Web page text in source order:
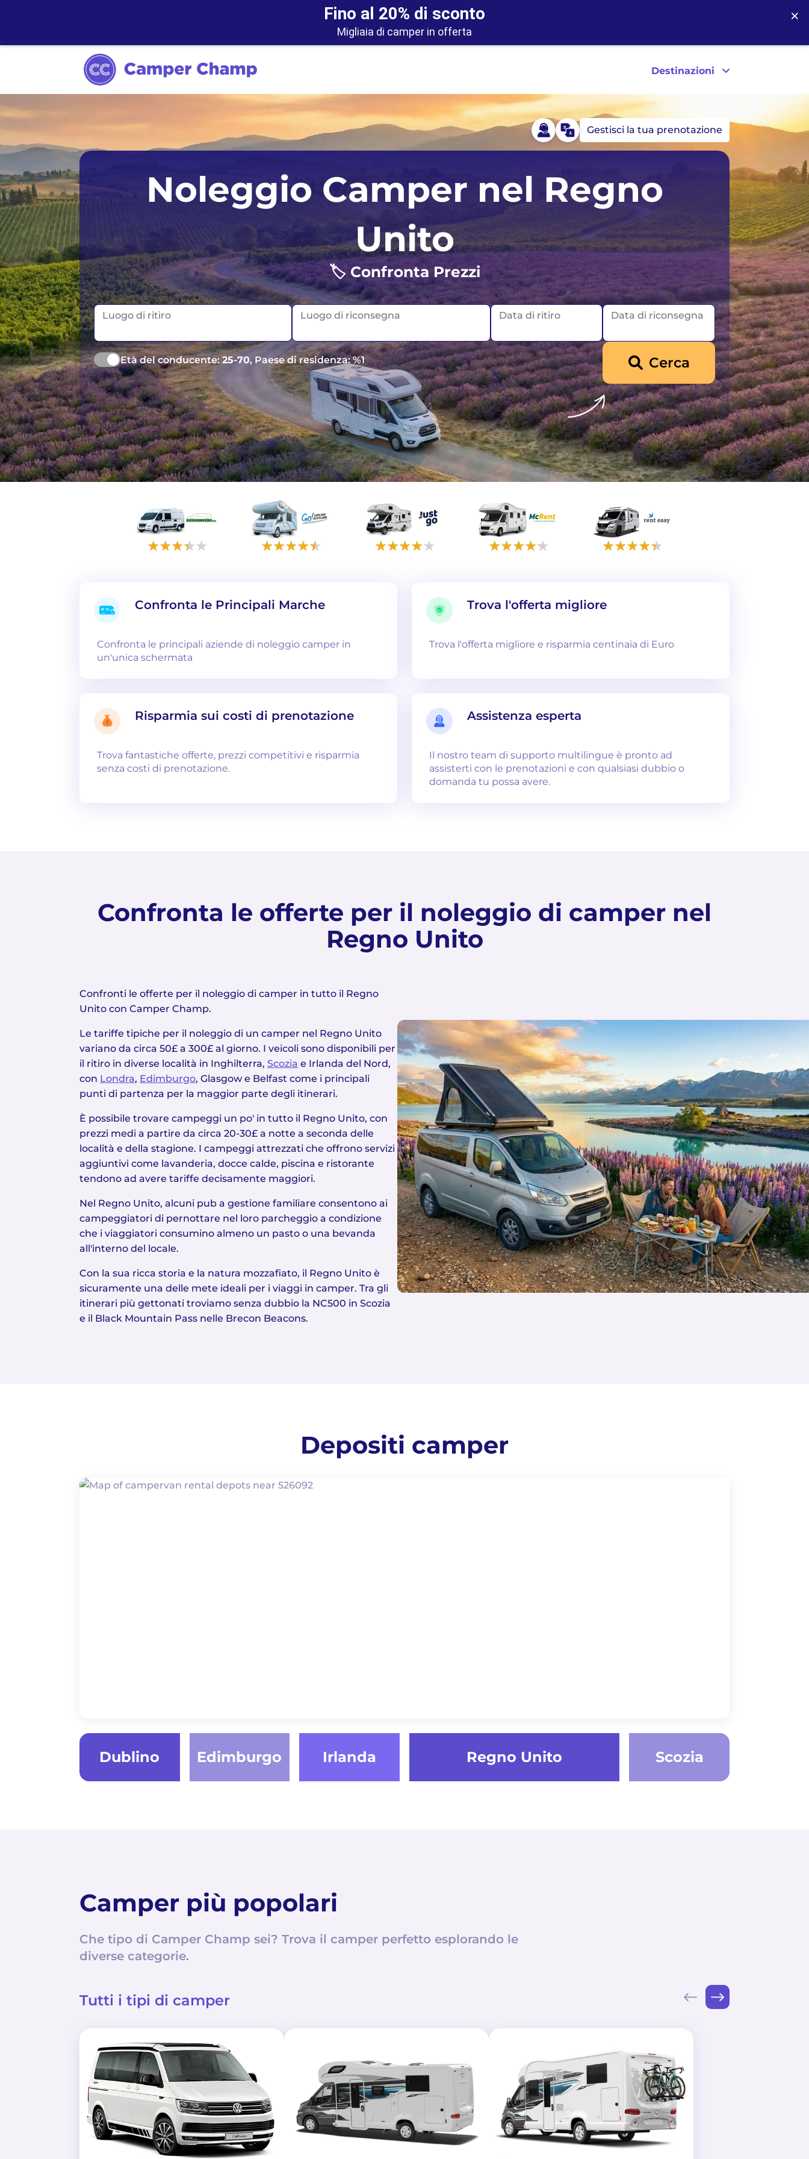
Fino al 20% di sconto
Migliaia di camper in offerta
×
Destinazioni
Melbourne Christchurch Norvegia
Scozia
Islanda Canada
Gestisci la tua prenotazione
Noleggio Camper nel Regno
Unito
🏷️ Confronta Prezzi
Luogo di ritiro Luogo di riconsegna Data di ritiro Data di riconsegna
Età del conducente: 25-70, Paese di residenza: %1 Cerca
Confronta le Principali Marche
Confronta le principali aziende di noleggio camper in
un'unica schermata
Trova l'offerta migliore
Trova l'offerta migliore e risparmia centinaia di Euro
Risparmia sui costi di prenotazione
Trova fantastiche offerte, prezzi competitivi e risparmia
senza costi di prenotazione.
Assistenza esperta
Il nostro team di supporto multilingue è pronto ad
assisterti con le prenotazioni e con qualsiasi dubbio o
domanda tu possa avere.
Confronta le offerte per il noleggio di camper nel
Regno Unito
Confronti le offerte per il noleggio di camper in tutto il Regno
Unito con Camper Champ.
Le tariffe tipiche per il noleggio di un camper nel Regno Unito
variano da circa 50£ a 300£ al giorno. I veicoli sono disponibili per
il ritiro in diverse località in Inghilterra, Scozia e Irlanda del Nord,
con Londra, Edimburgo, Glasgow e Belfast come i principali
punti di partenza per la maggior parte degli itinerari.
È possibile trovare campeggi un po' in tutto il Regno Unito, con
prezzi medi a partire da circa 20-30£ a notte a seconda delle
località e della stagione. I campeggi attrezzati che offrono servizi
aggiuntivi come lavanderia, docce calde, piscina e ristorante
tendono ad avere tariffe decisamente maggiori.
Nel Regno Unito, alcuni pub a gestione familiare consentono ai
campeggiatori di pernottare nel loro parcheggio a condizione
che i viaggiatori consumino almeno un pasto o una bevanda
all'interno del locale.
Con la sua ricca storia e la natura mozzafiato, il Regno Unito è
sicuramente una delle mete ideali per i viaggi in camper. Tra gli
itinerari più gettonati troviamo senza dubbio la NC500 in Scozia
e il Black Mountain Pass nelle Brecon Beacons.
Depositi camper
Dublino Edimburgo Irlanda Regno Unito Scozia
Camper più popolari
Che tipo di Camper Champ sei? Trova il camper perfetto esplorando le
diverse categorie.
Tutti i tipi di camper